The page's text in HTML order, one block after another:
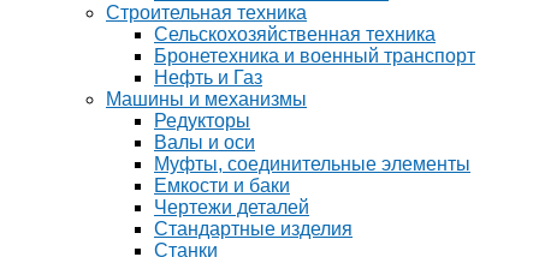
Строительная техника
Сельскохозяйственная техника
Бронетехника и военный транспорт
Нефть и Газ
Машины и механизмы
Редукторы
Валы и оси
Муфты, соединительные элементы
Емкости и баки
Чертежи деталей
Стандартные изделия
Станки